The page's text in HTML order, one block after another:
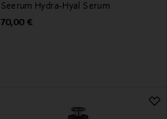
Seerum Hydra-Hyal Serum
Original Price
70,00 €